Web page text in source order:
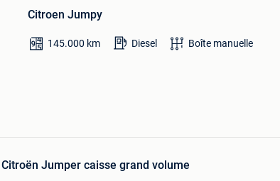
Citroen Jumpy
145.000 km Diesel Boîte manuelle
Citroën Jumper caisse grand volume